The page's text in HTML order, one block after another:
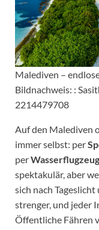
Malediven –
Bildnachweis: :
2214479708
Auf den Malediven
immer selbst: per
perWasserflugzeug
spektakulär, aber
sich nach
strenger, und jeder
Öffentliche Fähren